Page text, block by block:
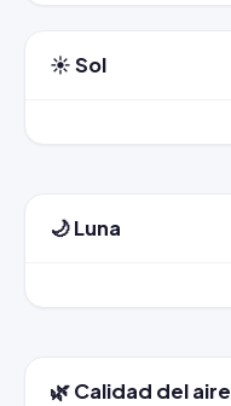
☀️ Sol
🌙 Luna
🌿 Calidad del aire